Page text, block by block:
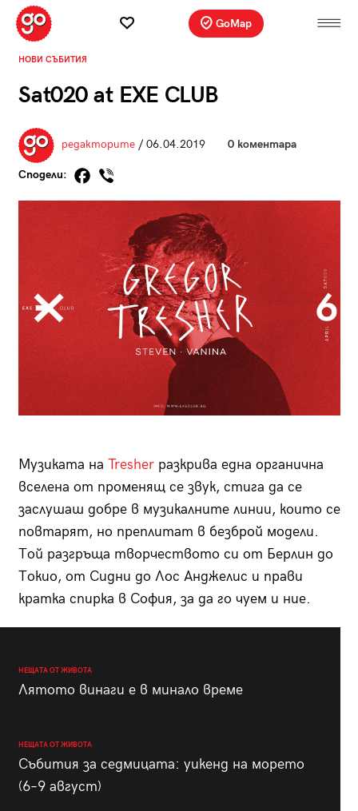
GoMap
НОВИ СЪБИТИЯ
Sat020 at EXE CLUB
редакторите/ 06.04.2019 0 коментара
Сподели:
Музиката на Tresherразкрива една органична
вселена от променящ се звук, стига да се
заслушаш добре в музикалните линии, които се
повтарят, но преплитат в безброй модели.
Той разгръща творчеството си от Берлин до
Токио, от Сидни до Лос Анджелис и прави
кратка спирка в София, за да го чуем и ние.
НЕЩАТА ОТ ЖИВОТА
Лятото винаги е в минало време
НЕЩАТА ОТ ЖИВОТА
Събития за седмицата: уикенд на морето
(6–9 август)